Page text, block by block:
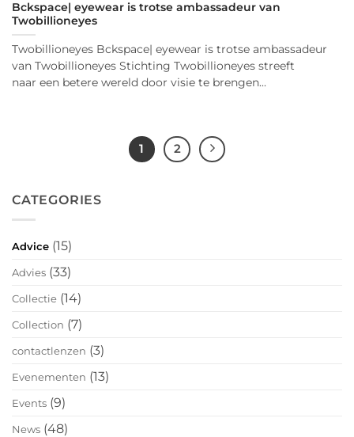
Bckspace| eyewear is trotse ambassadeur van
Twobillioneyes
Twobillioneyes Bckspace| eyewear is trotse ambassadeur
van Twobillioneyes Stichting Twobillioneyes streeft
naar een betere wereld door visie te brengen...
1 2
CATEGORIES
Advice (15)
Advies (33)
Collectie (14)
Collection (7)
contactlenzen (3)
Evenementen (13)
Events (9)
News (48)